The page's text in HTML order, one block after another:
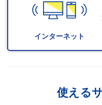
インターネット
使える